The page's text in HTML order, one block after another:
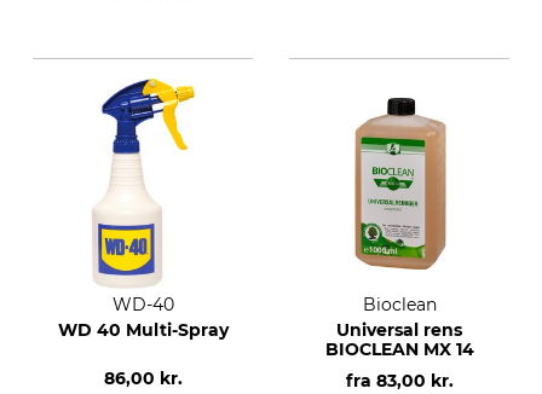
WD-40
WD 40 Multi-Spray
86,00 kr.
Bioclean
Universal rens
BIOCLEAN MX 14
fra 83,00 kr.